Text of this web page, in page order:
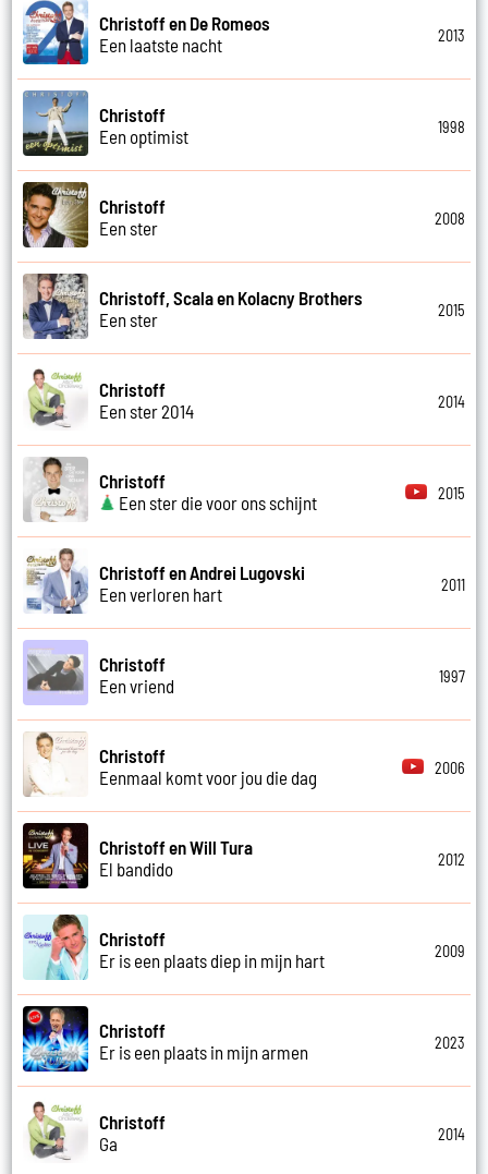
Christoff en De Romeos
Een laatste nacht
2013
Christoff
Een optimist
1998
Christoff
Een ster
2008
Christoff, Scala en Kolacny Brothers
Een ster
2015
Christoff
Een ster 2014
2014
Christoff
Een ster die voor ons schijnt
2015
Christoff en Andrei Lugovski
Een verloren hart
2011
Christoff
Een vriend
1997
Christoff
Eenmaal komt voor jou die dag
2006
Christoff en Will Tura
El bandido
2012
Christoff
Er is een plaats diep in mijn hart
2009
Christoff
Er is een plaats in mijn armen
2023
Christoff
Ga
2014